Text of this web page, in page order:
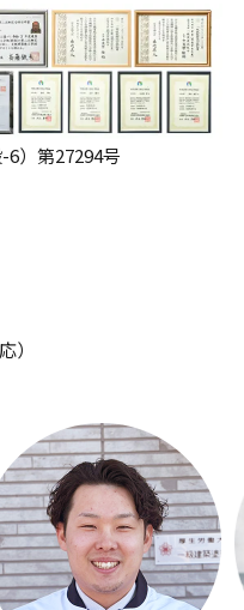
6）第27294号
）